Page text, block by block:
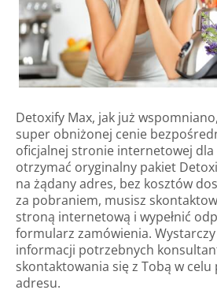
Detoxify Max, jak już
super obniżonej cenie
oficjalnej stronie internetowej dla
otrzymać oryginalny pakiet
na żądany adres, bez kosztów
za pobraniem, musisz
stroną internetową i wypełnić
formularz zamówienia.
informacji potrzebnych
skontaktowania się z Tobą w
adresu.